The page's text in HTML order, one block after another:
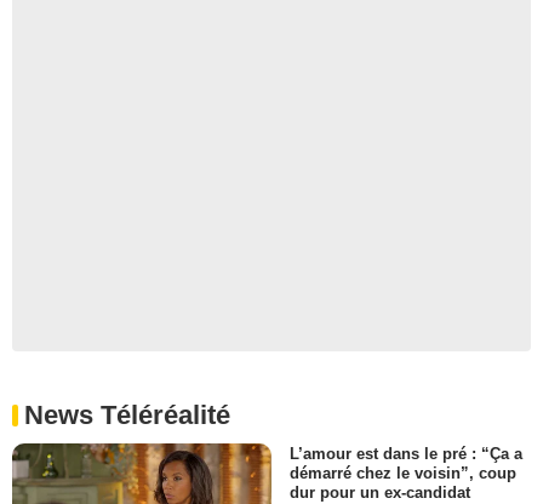
News Téléréalité
L’amour est dans le pré : “Ça a
démarré chez le voisin”, coup
dur pour un ex-candidat